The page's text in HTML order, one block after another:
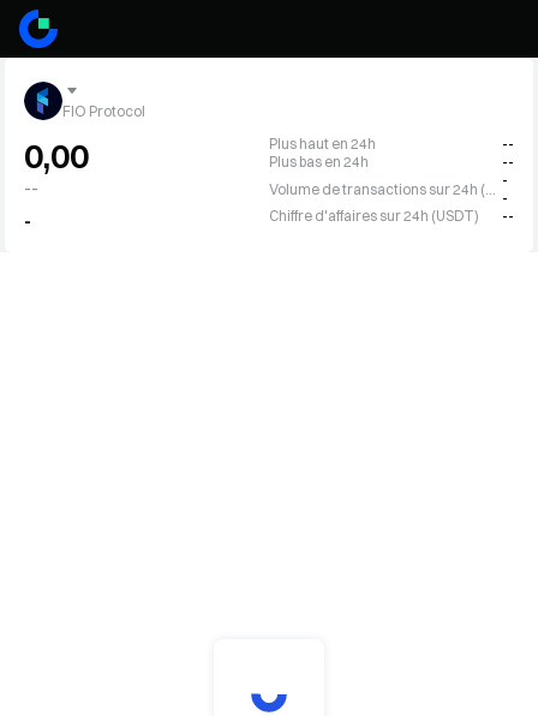
FIO Protocol
0,00
--
-
Plus haut en 24h
--
Plus bas en 24h
--
-
-
Chiffre d'affaires sur 24h (USDT)
--